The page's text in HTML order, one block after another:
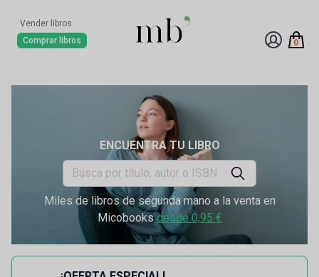
Vender libros
Comprar libros
0
ENCUENTRA TU LIBRO
Miles de libros de segunda mano a la venta en
Micobooksdesde 0,95 €